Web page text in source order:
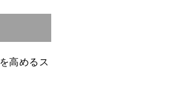
高めるス